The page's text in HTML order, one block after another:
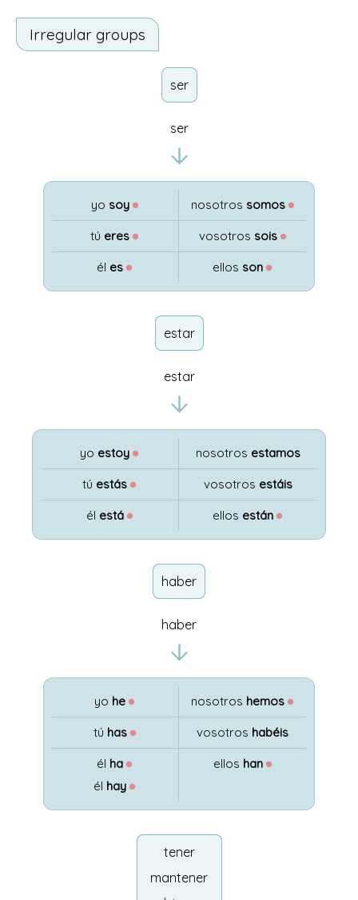
Irregular groups
ser
ser
yo soy ●
tú eres ●
él es ●
nosotros somos ●
vosotros sois ●
ellos son ●
estar
estar
yo estoy ●
tú estás ●
él está ●
nosotros estamos
vosotros estáis
ellos están ●
haber
haber
yo he ●
tú has ●
él ha ●
él hay ●
nosotros hemos ●
vosotros habéis
ellos han ●
tener
mantener